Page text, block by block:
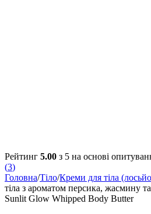
Рейтинг 5.00 з 5 на основі
(3)
Головна/Тіло/Креми для тіла
тіла з ароматом персика, жасмину
Sunlit Glow Whipped Body Butter